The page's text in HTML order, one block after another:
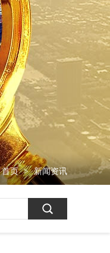
首页 > 新闻资讯